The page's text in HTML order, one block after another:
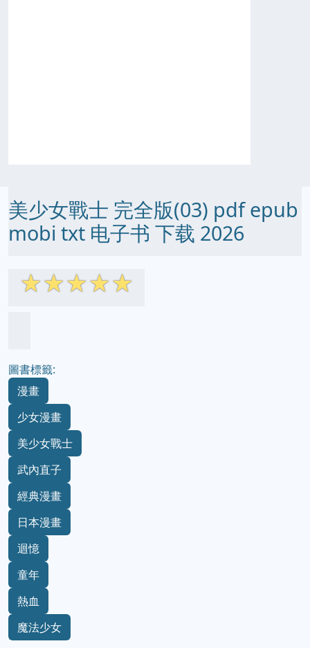
美少女戰士 完全版(03) pdf epub
mobi txt 电子书 下载 2026
☆☆☆☆☆
圖書標籤:
漫畫
少女漫畫
美少女戰士
武內直子
經典漫畫
日本漫畫
迴憶
童年
熱血
魔法少女